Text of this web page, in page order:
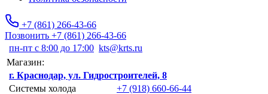
+7 (861) 266-43-66
Позвонить +7 (861) 266-43-66
пн-пт с 8:00 до 17:00 kts@krts.ru
Магазин:
г. Краснодар, ул. Гидростроителей, 8
Системы холода
+7 (918) 660-66-44